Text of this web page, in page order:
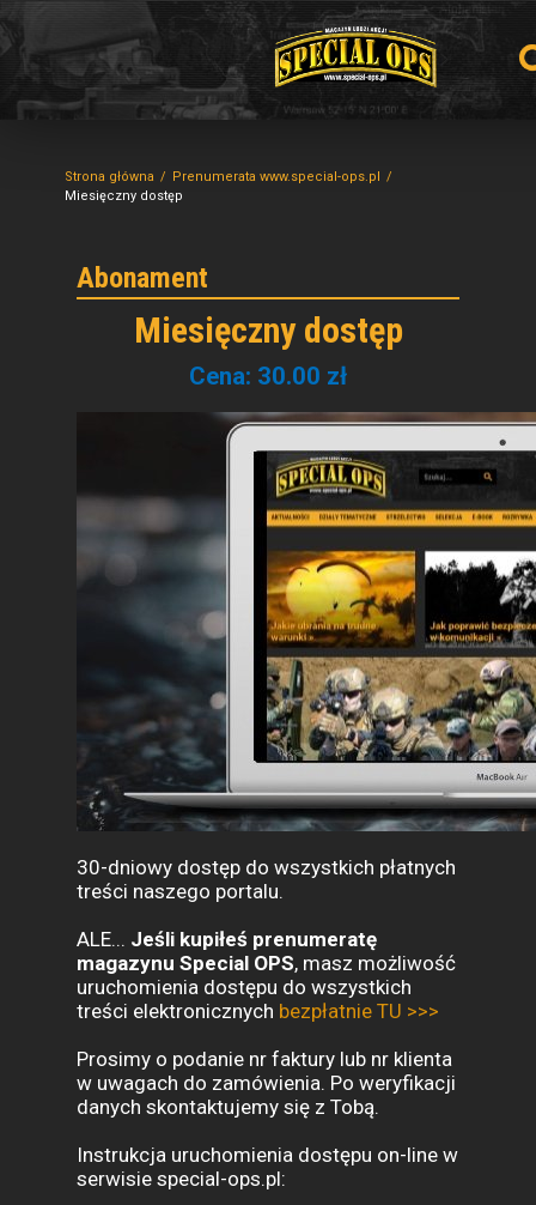
Strona główna
Prenumerata www.special-ops.pl
Miesięczny dostęp
Miesięczny dostęp
Cena: 30.00 zł
30-dniowy dostęp do wszystkich płatnych
treści naszego portalu.
ALE... Jeśli kupiłeś prenumeratę
magazynu Special OPS, masz możliwość
uruchomienia dostępu do wszystkich
treści elektronicznych bezpłatnie TU >>>
Prosimy o podanie nr faktury lub nr klienta
w uwagach do zamówienia. Po weryfikacji
danych skontaktujemy się z Tobą.
Instrukcja uruchomienia dostępu on-line w
serwisie special-ops.pl: